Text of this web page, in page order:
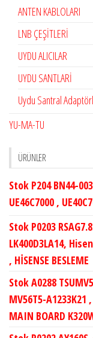
ANTEN KABLOLARI
LNB ÇEŞİTLERİ
UYDU ALICILAR
UYDU SANTLARİ
Uydu Santral
YU-MA-TU
ÜRÜNLER
Stok P204 BN44-
UE46C7000 ,
Stok P0203
LK400D3LA14,
, HİSENSE BESLEME
Stok A0288
MV56T5-A1233K21
MAIN BOARD